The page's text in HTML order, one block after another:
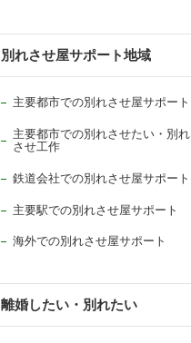
別れさせ屋サポート地域
主要都市での別れさせ屋サポート
主要都市での別れさせたい・別れ
させ工作
鉄道会社での別れさせ屋サポート
主要駅での別れさせ屋サポート
海外での別れさせ屋サポート
離婚したい・別れたい